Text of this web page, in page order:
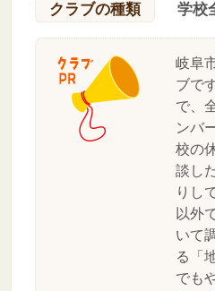
クラブの種類
学校
岐阜
ブで
で、
ンバ
校の
談し
りし
以外
いて
る「
でも